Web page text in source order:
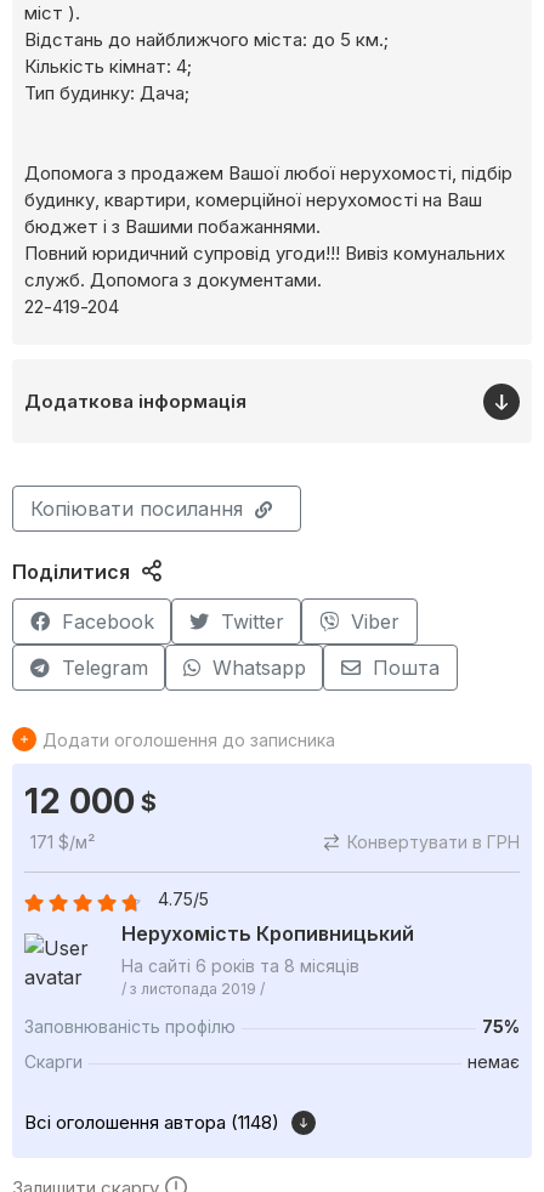
міст ).
Відстань до найближчого міста: до 5 км.;
Кількість кімнат: 4;
Тип будинку: Дача;
Допомога з продажем Вашої любої нерухомості, підбір
будинку, квартири, комерційної нерухомості на Ваш
бюджет і з Вашими побажаннями.
Повний юридичний супровід угоди!!! Вивіз комунальних
служб. Допомога з документами.
22-419-204
Додаткова інформація
Копіювати посилання
Поділитися
Facebook Twitter
Viber
Telegram
Whatsapp Пошта
Додати оголошення до записника
12 000 $
171 $/м² Конвертувати в ГРН
4.75/5
Нерухомість Кропивницький
На сайті 6 років та 8 місяців
/ з листопада 2019 /
Заповнюваність профілю
75%
Скарги
немає
Всі оголошення автора (1148)